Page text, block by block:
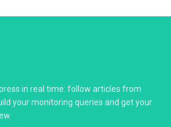
in real time: follow articles from
your monitoring queries and get your